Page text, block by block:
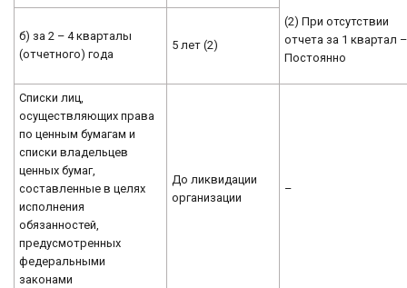
(2) При отсутствии
отчета за 1 квартал –
Постоянно
б) за 2 – 4 кварталы
(отчетного) года
5 лет (2)
Списки лиц,
осуществляющих права
по ценным бумагам и
списки владельцев
ценных бумаг,
составленные в целях
исполнения
обязанностей,
предусмотренных
федеральными
законами
До ликвидации
организации
–